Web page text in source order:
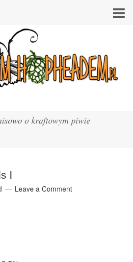
o kraftowym piwie
I
Leave a Comment